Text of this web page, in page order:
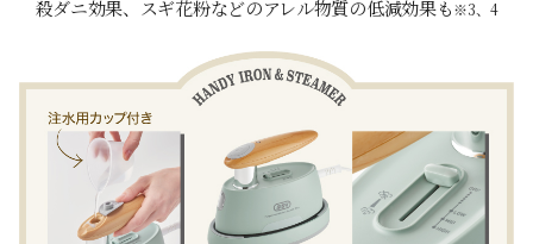
殺ダニ効果、スギ花粉などのアレル物質の低減効果も※3、4